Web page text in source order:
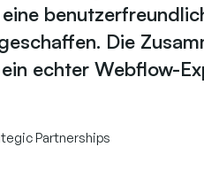
Die
echter Webflow-
Partnerships